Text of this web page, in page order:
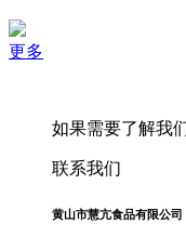
更多
如果需要了解我
联系我们
黄山市慧亢食品有限公司